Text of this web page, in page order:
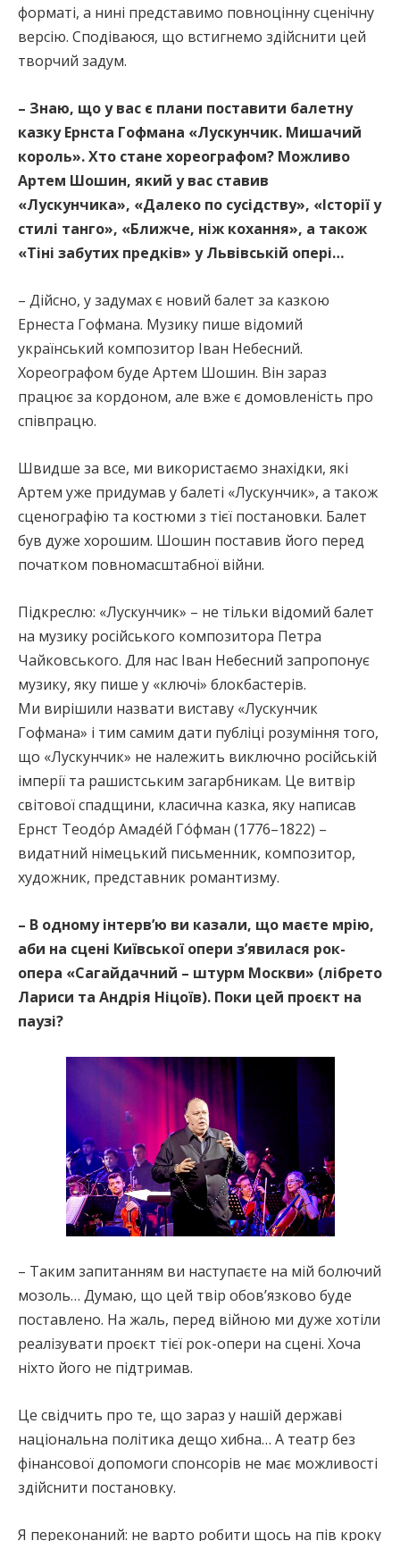
форматі, а нині представимо повноцінну сценічну
версію. Сподіваюся, що встигнемо здійснити цей
творчий задум.
– Знаю, що у вас є плани поставити балетну
казку Ернста Гофмана «Лускунчик. Мишачий
король». Хто стане хореографом? Можливо
Артем Шошин, який у вас ставив
«Лускунчика», «Далеко по сусідству», «Історії у
стилі танго», «Ближче, ніж кохання», а також
«Тіні забутих предків» у Львівській опері…
– Дійсно, у задумах є новий балет за казкою
Ернеста Гофмана. Музику пише відомий
український композитор Іван Небесний.
Хореографом буде Артем Шошин. Він зараз
працює за кордоном, але вже є домовленість про
співпрацю.
Швидше за все, ми використаємо знахідки, які
Артем уже придумав у балеті «Лускунчик», а також
сценографію та костюми з тієї постановки. Балет
був дуже хорошим. Шошин поставив його перед
початком повномасштабної війни.
Підкреслю: «Лускунчик» – не тільки відомий балет
на музику російського композитора Петра
Чайковського. Для нас Іван Небесний запропонує
музику, яку пише у «ключі» блокбастерів.
Ми вирішили назвати виставу «Лускунчик
Гофмана» і тим самим дати публіці розуміння того,
що «Лускунчик» не належить виключно російській
імперії та рашистським загарбникам. Це витвір
світової спадщини, класична казка, яку написав
Ернст Теодо́р Амаде́й Го́фман (1776–1822) –
видатний німецький письменник, композитор,
художник, представник романтизму.
– В одному інтерв’ю ви казали, що маєте мрію,
аби на сцені Київської опери з’явилася рок-
опера «Сагайдачний – штурм Москви» (лібрето
Лариси та Андрія Ніцоїв). Поки цей проєкт на
паузі?
– Таким запитанням ви наступаєте на мій болючий
мозоль… Думаю, що цей твір обов’язково буде
поставлено. На жаль, перед війною ми дуже хотіли
реалізувати проєкт тієї рок-опери на сцені. Хоча
ніхто його не підтримав.
Це свідчить про те, що зараз у нашій державі
національна політика дещо хибна… А театр без
фінансової допомоги спонсорів не має можливості
здійснити постановку.
Я переконаний: не варто робити щось на пів кроку